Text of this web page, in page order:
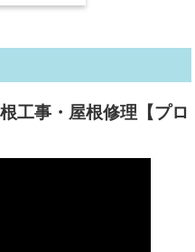
工事・屋根修理【プロ